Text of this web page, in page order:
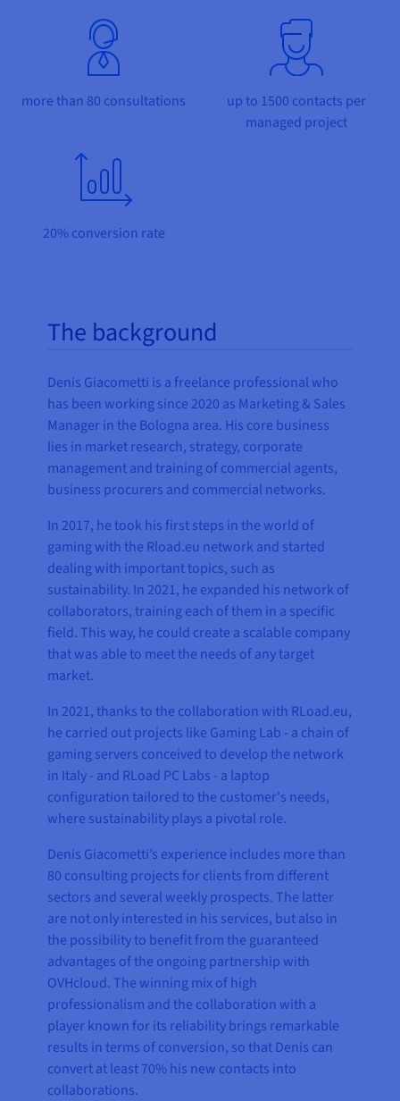
Beschikbaarheid per regio
Documentatie
Roadmap & Changelog
Roadmap & Changelog
Roadmap & Changelog
Roadmap & Changelog
more than 80 consultations
up to 1500 contacts per
managed project
20% conversion rate
The background
Denis Giacometti is a freelance professional who
has been working since 2020 as Marketing & Sales
Manager in the Bologna area. His core business
lies in market research, strategy, corporate
management and training of commercial agents,
business procurers and commercial networks.
In 2017, he took his first steps in the world of
gaming with the Rload.eu network and started
dealing with important topics, such as
sustainability. In 2021, he expanded his network of
collaborators, training each of them in a specific
field. This way, he could create a scalable company
that was able to meet the needs of any target
market.
In 2021, thanks to the collaboration with RLoad.eu,
he carried out projects like Gaming Lab - a chain of
gaming servers conceived to develop the network
in Italy - and RLoad PC Labs - a laptop
configuration tailored to the customer's needs,
where sustainability plays a pivotal role.
Denis Giacometti’s experience includes more than
80 consulting projects for clients from different
sectors and several weekly prospects. The latter
are not only interested in his services, but also in
the possibility to benefit from the guaranteed
advantages of the ongoing partnership with
OVHcloud. The winning mix of high
professionalism and the collaboration with a
player known for its reliability brings remarkable
results in terms of conversion, so that Denis can
convert at least 70% his new contacts into
collaborations.